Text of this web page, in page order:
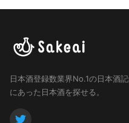
日本酒登録数業界No.1の日本酒記
にあった日本酒を探せる。